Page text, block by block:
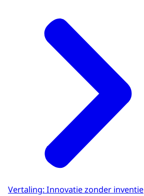
Vertaling: Innovatie zonder inventie